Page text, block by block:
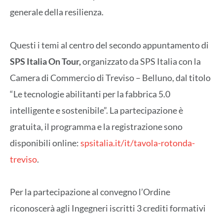
generale della resilienza.
Questi i temi al centro del secondo appuntamento di
SPS Italia On Tour,organizzato da SPS Italia con la
Camera di Commercio di Treviso – Belluno, dal titolo
“Le tecnologie abilitanti per la fabbrica 5.0
intelligente e sostenibile”. La partecipazione è
gratuita, il programma e la registrazione sono
disponibili online:spsitalia.it/it/tavola-rotonda-
treviso.
Per la partecipazione al convegno l’Ordine
riconoscerà agli Ingegneri iscritti 3 crediti formativi